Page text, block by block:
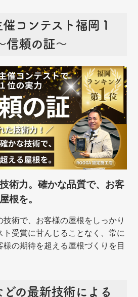
催コンテスト福岡１
信頼の証～
術力。確かな品質で、お客
根を。
技術で、お客様の屋根をしっかり
ト受賞に甘んじることなく、常に
の期待を超える屋根づくりを目
どの最新技術による